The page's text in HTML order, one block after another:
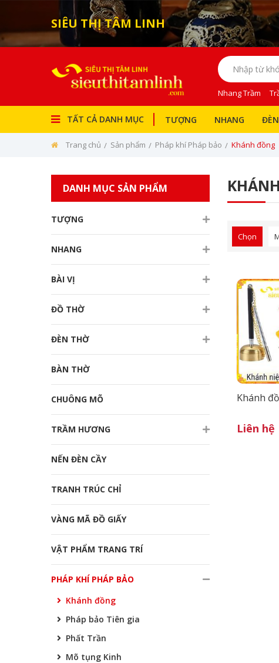
SIÊU THỊ TÂM LINH
Nhang Trầm
TẤT CẢ DANH MỤC
Tượng
Bài Vị
Đồ Thờ
Đèn Thờ
Chuông Mõ
Trầm Hương
Nến Đèn Cầy
Vàng mã Đồ giấy
Vật phẩm Trang trí
Pháp khí Pháp bảo
Chuỗi vòng Tràng Hạt
TƯỢNG NHANG ĐÈN
Trang chủ Sản phẩm Pháp khí Pháp bảo Khánh đồng
DANH MỤC SẢN PHẨM
TƯỢNG
NHANG
BÀI VỊ
ĐỒ THỜ
ĐÈN THỜ
BÀN THỜ
CHUÔNG MÕ
TRẦM HƯƠNG
NẾN ĐÈN CẦY
TRANH TRÚC CHỈ
VÀNG MÃ ĐỒ GIẤY
VẬT PHẨM TRANG TRÍ
PHÁP KHÍ PHÁP BẢO
Khánh đồng
Pháp bảo Tiên gia
Phất Trần
Mõ tụng Kinh
Chọn
Khánh
Liên hệ